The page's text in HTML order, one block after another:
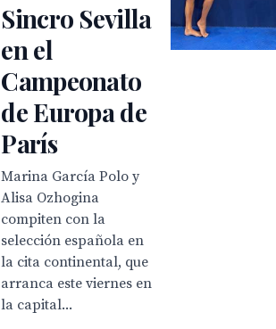
Sincro Sevilla
en el
Campeonato
de Europa de
París
Marina García Polo y
Alisa Ozhogina
compiten con la
selección española en
la cita continental, que
arranca este viernes en
la capital...